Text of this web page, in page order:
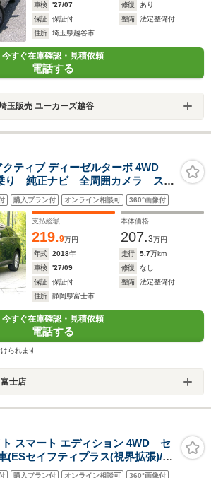
車検
'27/07 修復
あり
保証
保証付 整備
法定整備付
住所
埼玉県越谷市
今すぐ在庫確認・見積依頼
電話する
玉販売 ユーカーズ越谷
ティブ ディーゼルターボ 4WD
純正ナビ 全周囲カメラ スマ
サポート レーダークルーズ
ETC シートヒーター パワーシ
シェード
購入プラン付 オンライン相談可 360°画像付
支払総額
219.9万円
本体価格
207.3万円
年式
2018年 走行 5.7万km
車検
'27/09 修復
なし
保証
保証付 整備
法定整備付
住所
静岡県富士市
今すぐ在庫確認・見積依頼
電話する
られます
士店
スマート エディション 4WD セ
(ESセイフティプラス(視界拡張)/P
ンメモリー)/ESコアテクノロジー/
購入プラン付 オンライン相談可 360°画像付